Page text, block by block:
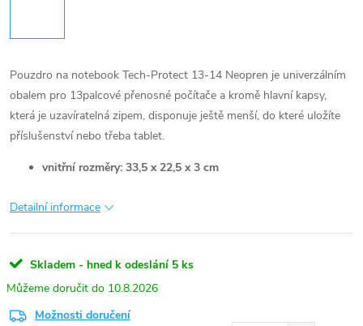
Pouzdro na notebook Tech-Protect 13-14 Neopren je univerzálním
obalem pro 13palcové přenosné počítače a kromě hlavní kapsy,
která je uzavíratelná zipem, disponuje ještě menší, do které uložíte
příslušenství nebo třeba tablet.
vnitřní rozměry: 33,5 x 22,5 x 3 cm
Detailní informace
Skladem - hned k odeslání 5 ks
10.8.2026
Možnosti doručení